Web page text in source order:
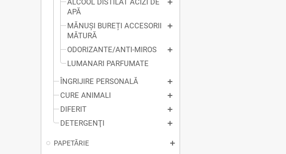
ALCOOL DISTILAT ACIZI DE
APĂ
MĂNUȘI BUREȚI ACCESORII
MĂTURĂ
ODORIZANTE/ANTI-MIROS
LUMANARI PARFUMATE
ÎNGRIJIRE PERSONALĂ
CURE ANIMALI
DIFERIT
DETERGENŢI
PAPETĂRIE